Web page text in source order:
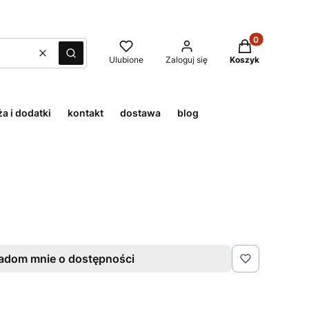
WyczyśćSzukaj Ulubione Zaloguj się
Produkty w
Koszyk
i dodatki kontakt dostawa blog
mnie o dostępności